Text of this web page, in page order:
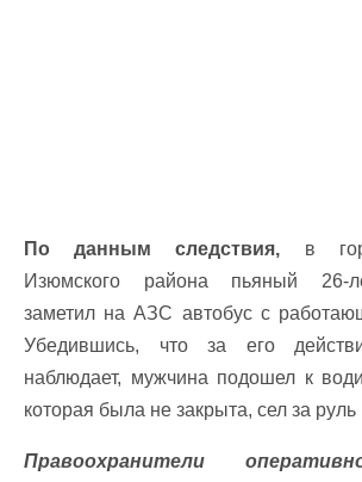
По данным следствия, в
Изюмского района пьяный 26-
заметил на АЗС автобус с
Убедившись, что за его
наблюдает, мужчина подошел к
которая была не закрыта, сел за руль
Правоохранители